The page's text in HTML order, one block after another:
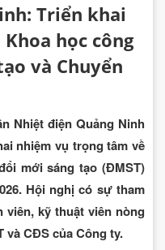
Triển khai
học công
và Chuyển
Nhiệt điện Quảng Ninh
nhiệm vụ trọng tâm về
mới sáng tạo (ĐMST)
Hội nghị có sự tham
viên, kỹ thuật viên nòng
CĐS của Công ty.